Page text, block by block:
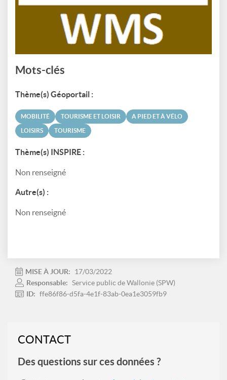
Mots-clés
Thème(s) Géoportail :
MOBILITÉ TOURISME ET LOISIR A PIED ET À VÉLO
LOISIRS TOURISME
Thème(s) INSPIRE :
Non renseigné
Autre(s) :
Non renseigné
MISE À JOUR:
17/03/2022
Responsable: Service public de Wallonie (SPW)
ID: ffe86f86-d5fa-4e1f-83ab-0ea1e3059fb9
CONTACT
Des questions sur ces données ?